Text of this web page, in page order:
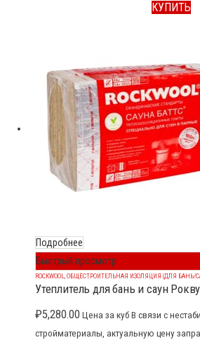
КУПИТЬ
Подробнее
Быстрый просмотр
ROCKWOOL ОБЩЕСТРОИТЕЛЬНАЯ ИЗОЛЯЦИЯ (ДЛЯ БАНЬ/
Утеплитель для бань и саун
₽5,280.00 Цена за куб В связи с
стройматериалы, актуальную цену